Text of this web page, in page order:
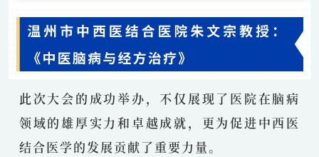
此次大会的成功举办，不仅展现了医院在脑病
领域的雄厚实力和卓越成就，更为促进中西医
结合医学的发展贡献了重要力量。